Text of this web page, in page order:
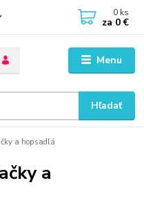
Menu
Hľadať
0 ks
za 0 €
a hopsadlá
a